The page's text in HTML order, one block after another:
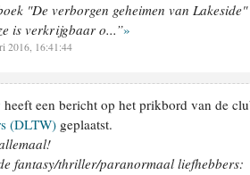
"De verborgen geheimen van
is verkrijgbaar o...”»
2016, 16:41:44
heeft een bericht op het prikbord van de
(DLTW) geplaatst.
fantasy/thriller/paranormaal liefhebbers: